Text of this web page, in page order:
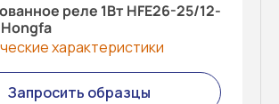
реле 1Вт HFE26-25/12-
Hongfa
характеристики
Запросить образцы